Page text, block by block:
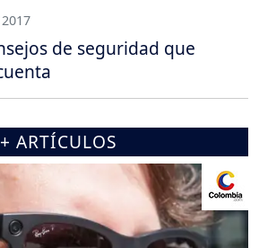
de seguridad que
+ ARTÍCULOS